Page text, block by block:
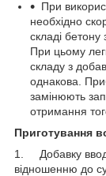
При
необхідно
складі
При цьому
складу з
однакова.
замінюють
отримання
Приготування
1. Добавку
відношенню до